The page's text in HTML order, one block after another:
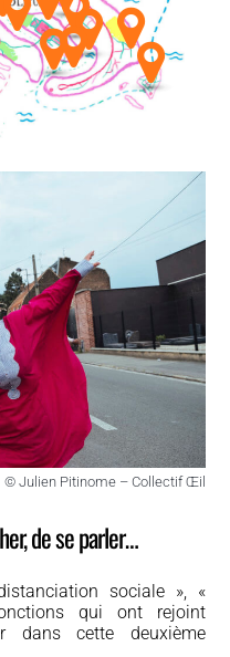
#Le
© Julien Pitinome – Collectif Œil
de se parler…
sociale », «
qui ont rejoint
dans cette deuxième